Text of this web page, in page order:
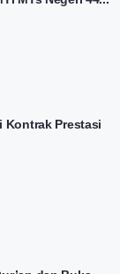
Kontrak Prestasi